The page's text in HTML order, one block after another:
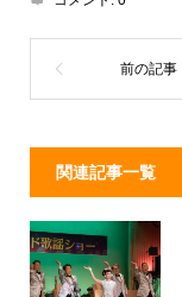
s
関連記事一覧